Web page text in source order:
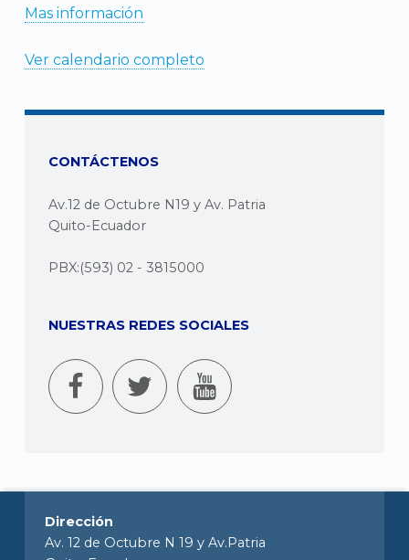
Mas información
Ver calendario completo
CONTÁCTENOS
Av.12 de Octubre N19 y Av. Patria
Quito-Ecuador
PBX:(593) 02 - 3815000
NUESTRAS REDES SOCIALES
Dirección
Av. 12 de Octubre N 19 y Av.Patria